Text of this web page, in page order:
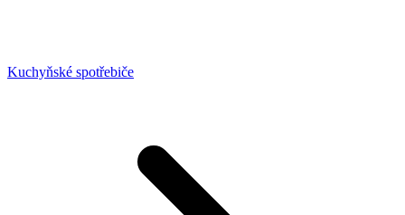
Kuchyňské spotřebiče